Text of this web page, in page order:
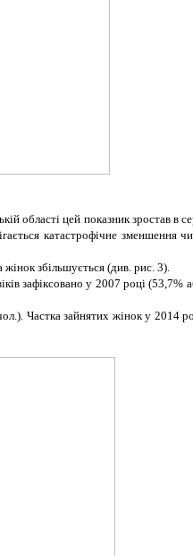
області цей показник зростав в
катастрофічне зменшення
жінок збільшується (див. рис. 3).
зафіксовано у 2007 році (53,7%
Частка зайнятих жінок у 2014